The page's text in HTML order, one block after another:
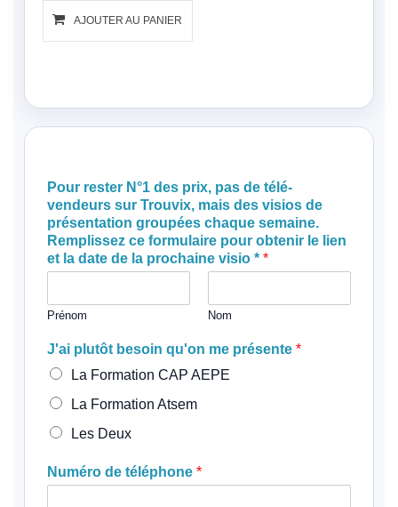
AJOUTER AU PANIER
Pour rester N°1 des prix, pas de télé-
vendeurs sur Trouvix, mais des visios de
présentation groupées chaque semaine.
Remplissez ce formulaire pour obtenir le lien
et la date de la prochaine visio * *
Prénom Nom
J'ai plutôt besoin qu'on me présente *
La Formation CAP AEPE
La Formation Atsem
Les Deux
Numéro de téléphone *